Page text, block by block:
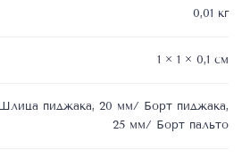
0,01 кг
1 × 1 × 0,1 см
пиджака, 20 мм/ Борт пиджака,
25 мм/ Борт пальто